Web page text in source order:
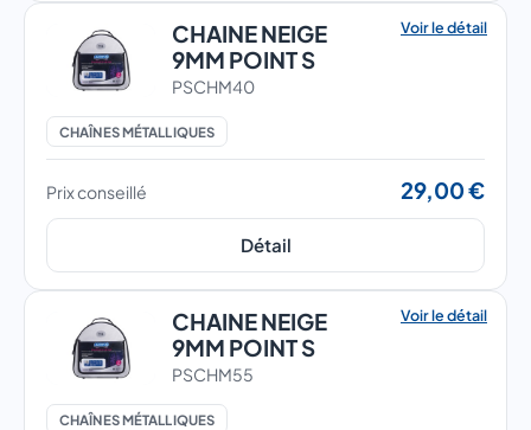
CHAINE NEIGE
9MM POINT S
Voir le détail
PSCHM40
CHAÎNES MÉTALLIQUES
Prix conseillé 29,00 €
Détail
CHAINE NEIGE
9MM POINT S
Voir le détail
PSCHM55
CHAÎNES MÉTALLIQUES